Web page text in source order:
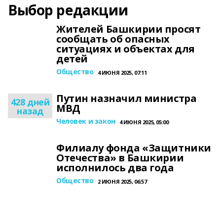
Выбор редакции
Жителей Башкирии просят
сообщать об опасных
ситуациях и объектах для
детей
Общество 4 ИЮНЯ 2025, 07:11
428 дней
назад
Путин назначил министра
МВД
Человек и закон 4 ИЮНЯ 2025, 05:00
Филиалу фонда «Защитники
Отечества» в Башкирии
исполнилось два года
Общество 2 ИЮНЯ 2025, 06:57